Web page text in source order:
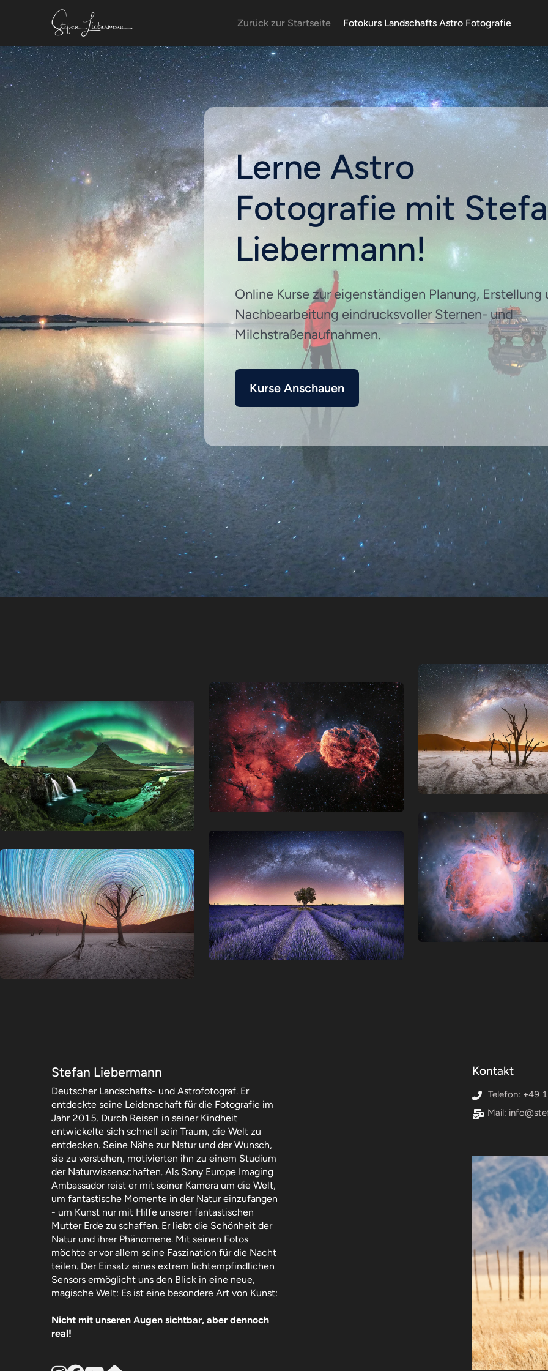
Zurück zur Startseite Fotokurs Landschafts Astro Fotografie
Lerne Astro
Fotografie mit
Liebermann!
Online Kurse zur eigenständigen Planung, Erstellung
Nachbearbeitung eindrucksvoller Sternen- und
Milchstraßenaufnahmen.
Kurse Anschauen
Stefan Liebermann
Deutscher Landschafts- und Astrofotograf. Er
entdeckte seine Leidenschaft für die Fotografie im
Jahr 2015. Durch Reisen in seiner Kindheit
entwickelte sich schnell sein Traum, die Welt zu
entdecken. Seine Nähe zur Natur und der Wunsch,
sie zu verstehen, motivierten ihn zu einem Studium
der Naturwissenschaften. Als Sony Europe Imaging
Ambassador reist er mit seiner Kamera um die Welt,
um fantastische Momente in der Natur einzufangen
- um Kunst nur mit Hilfe unserer fantastischen
Mutter Erde zu schaffen. Er liebt die Schönheit der
Natur und ihrer Phänomene. Mit seinen Fotos
möchte er vor allem seine Faszination für die Nacht
teilen. Der Einsatz eines extrem lichtempfindlichen
Sensors ermöglicht uns den Blick in eine neue,
magische Welt: Es ist eine besondere Art von Kunst:
Nicht mit unseren Augen sichtbar, aber dennoch
real!
Kontakt
Telefon: +49
Mail: